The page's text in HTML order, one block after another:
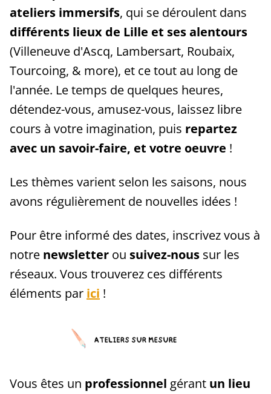
ateliers immersifs, qui se déroulent dans
différents lieux de Lille et ses alentours
(Villeneuve d'Ascq, Lambersart, Roubaix,
Tourcoing, & more), et cetout au long de
l'année. Le temps de quelques heures,
détendez-vous, amusez-vous, laissez libre
cours à votre imagination, puis repartez
avec un savoir-faire, et votre oeuvre !
Les thèmes varient selon les saisons, nous
avons régulièrement de nouvelles idées !
Pour être informé des dates, inscrivez vous à
notre newsletter ou suivez-nous sur les
réseaux. Vous trouverez ces différents
éléments par ici !
Vous êtes un professionnel gérant un lieu